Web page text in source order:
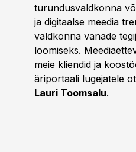
turundusvaldkonna
ja digitaalse meedia
valdkonna vanade
loomiseks.
meie kliendid ja
äriportaali lugejatele
Lauri Toomsalu.